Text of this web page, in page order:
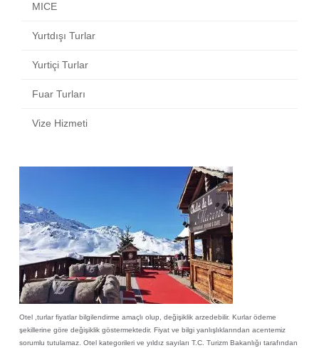
MICE
Yurtdışı Turlar
Yurtiçi Turlar
Fuar Turları
Vize Hizmeti
Otel ,turlar fiyatlar bilgilendirme amaçlı olup, değişiklik arzedebilir. Kurlar ödeme
şekillerine göre değişiklik göstermektedir. Fiyat ve bilgi yanlışlıklarından acentemiz
sorumlu tutulamaz. Otel kategorileri ve yıldız sayıları T.C. Turizm Bakanlığı tarafından